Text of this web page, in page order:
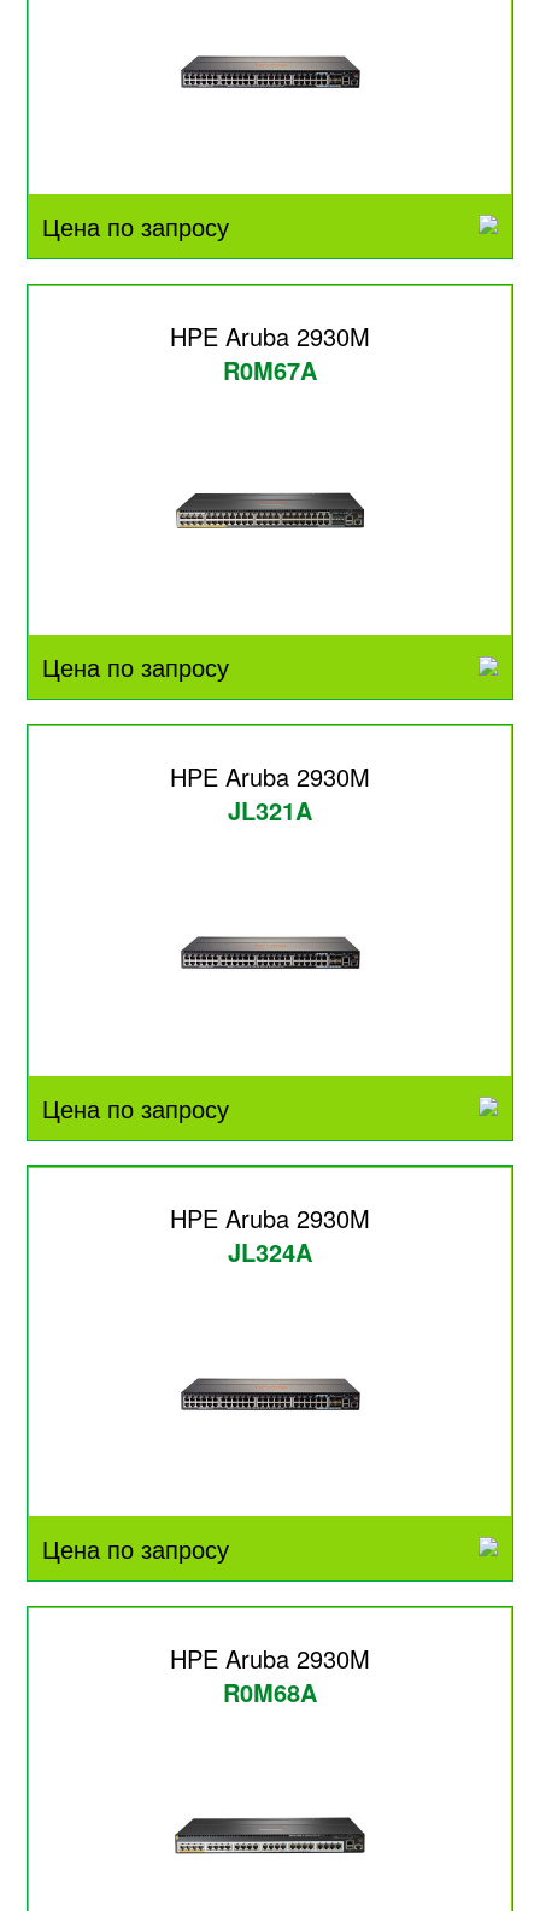
Цена по запросу
HPE Aruba 2930M
R0M67A
Цена по запросу
HPE Aruba 2930M
JL321A
Цена по запросу
HPE Aruba 2930M
JL324A
Цена по запросу
HPE Aruba 2930M
R0M68A